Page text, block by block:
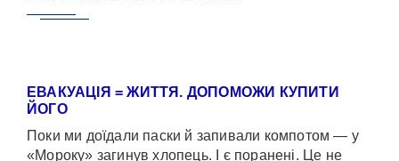
ЕВАКУАЦІЯ = ЖИТТЯ. ДОПОМОЖИ КУПИТИ
ЙОГО
Поки ми доїдали паски й запивали компотом — у
«Мороку» загинув хлопець. І є поранені. Це не